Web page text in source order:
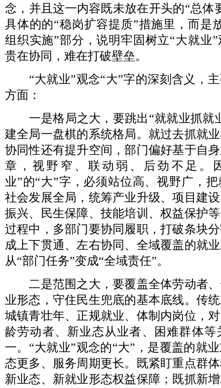
念，并且这一内容既未放在开头的“总体
具体的的“稳岗扩容提质”措施里，而是
组织实施”部分，说明牢固树立“大就业
贵在协同，难在打破壁垒。
“大就业”观念“大”字的深刻含义，主
方面：
一是格局之大，要跳出“就就业抓就
建全局一盘棋的系统格局。就过去抓就
协同性还有提升空间，部门偏好基于自
章，视野窄、联动弱、后劲不足。
业”的“大”字，必须站位高、视野广，
社会发展全局，统筹产业升级、项目建
振兴、民生保障、技能培训、权益保护
过程中，多部门要协同履职，打破条块
成上下贯通、左右协同、全域覆盖的就
从“部门任务”变成“全域责任”。
二是范围之大，要覆盖全体劳动者、
业形态，守住民生兜底的基本底线。传
城镇青壮年、正规就业、体制内岗位，
龄劳动者、新业态从业者、困难群体等
一。“大就业”观念的“大”，是覆盖的就
态更多、服务周期更长。既紧盯重点群
新业态、新就业形态权益保障；既抓新